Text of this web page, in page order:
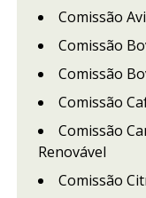
Comissão
Comissão
Comissão
Comissão
Comissão
Renovável
Comissão